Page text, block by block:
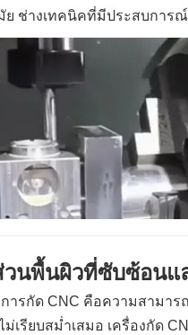
ย ช่างเทคนิคที่มีประสบกา
นพื้นผิวที่ซับซ้อนแ
รกัด CNC คือความสามาร
เรียบสม่ำเสมอ เครื่องกัด